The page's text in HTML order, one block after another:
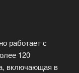
работает с
120
включающая в